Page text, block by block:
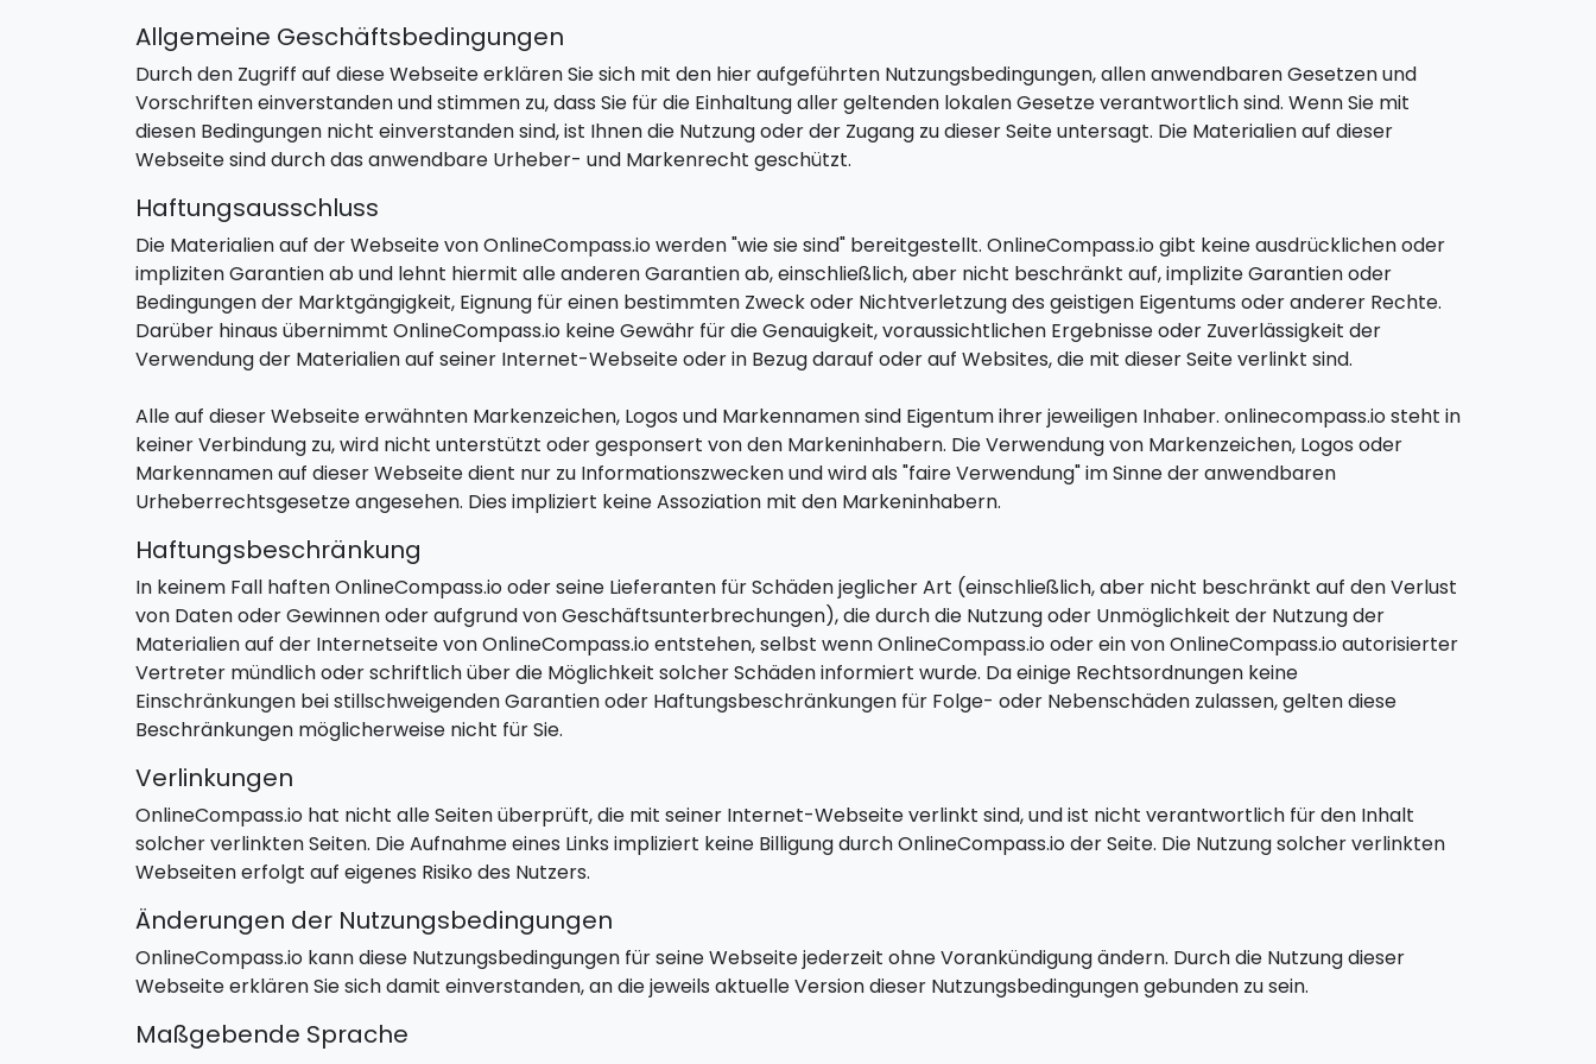
Allgemeine Geschäftsbedingungen
Durch den Zugriff auf diese Webseite erklären Sie sich mit den hier aufgeführten Nutzungsbedingungen, allen anwendbaren Gesetzen und
Vorschriften einverstanden und stimmen zu, dass Sie für die Einhaltung aller geltenden lokalen Gesetze verantwortlich sind. Wenn Sie mit
diesen Bedingungen nicht einverstanden sind, ist Ihnen die Nutzung oder der Zugang zu dieser Seite untersagt. Die Materialien auf dieser
Webseite sind durch das anwendbare Urheber- und Markenrecht geschützt.
Haftungsausschluss
Die Materialien auf der Webseite von OnlineCompass.io werden "wie sie sind" bereitgestellt. OnlineCompass.io gibt keine ausdrücklichen oder
impliziten Garantien ab und lehnt hiermit alle anderen Garantien ab, einschließlich, aber nicht beschränkt auf, implizite Garantien oder
Bedingungen der Marktgängigkeit, Eignung für einen bestimmten Zweck oder Nichtverletzung des geistigen Eigentums oder anderer Rechte.
Darüber hinaus übernimmt OnlineCompass.io keine Gewähr für die Genauigkeit, voraussichtlichen Ergebnisse oder Zuverlässigkeit der
Verwendung der Materialien auf seiner Internet-Webseite oder in Bezug darauf oder auf Websites, die mit dieser Seite verlinkt sind.
Alle auf dieser Webseite erwähnten Markenzeichen, Logos und Markennamen sind Eigentum ihrer jeweiligen Inhaber. onlinecompass.io steht in
keiner Verbindung zu, wird nicht unterstützt oder gesponsert von den Markeninhabern. Die Verwendung von Markenzeichen, Logos oder
Markennamen auf dieser Webseite dient nur zu Informationszwecken und wird als "faire Verwendung" im Sinne der anwendbaren
Urheberrechtsgesetze angesehen. Dies impliziert keine Assoziation mit den Markeninhabern.
Haftungsbeschränkung
In keinem Fall haften OnlineCompass.io oder seine Lieferanten für Schäden jeglicher Art (einschließlich, aber nicht beschränkt auf den Verlust
von Daten oder Gewinnen oder aufgrund von Geschäftsunterbrechungen), die durch die Nutzung oder Unmöglichkeit der Nutzung der
Materialien auf der Internetseite von OnlineCompass.io entstehen, selbst wenn OnlineCompass.io oder ein von OnlineCompass.io autorisierter
Vertreter mündlich oder schriftlich über die Möglichkeit solcher Schäden informiert wurde. Da einige Rechtsordnungen keine
Einschränkungen bei stillschweigenden Garantien oder Haftungsbeschränkungen für Folge- oder Nebenschäden zulassen, gelten diese
Beschränkungen möglicherweise nicht für Sie.
Verlinkungen
OnlineCompass.io hat nicht alle Seiten überprüft, die mit seiner Internet-Webseite verlinkt sind, und ist nicht verantwortlich für den Inhalt
solcher verlinkten Seiten. Die Aufnahme eines Links impliziert keine Billigung durch OnlineCompass.io der Seite. Die Nutzung solcher verlinkten
Webseiten erfolgt auf eigenes Risiko des Nutzers.
Änderungen der Nutzungsbedingungen
OnlineCompass.io kann diese Nutzungsbedingungen für seine Webseite jederzeit ohne Vorankündigung ändern. Durch die Nutzung dieser
Webseite erklären Sie sich damit einverstanden, an die jeweils aktuelle Version dieser Nutzungsbedingungen gebunden zu sein.
Maßgebende Sprache